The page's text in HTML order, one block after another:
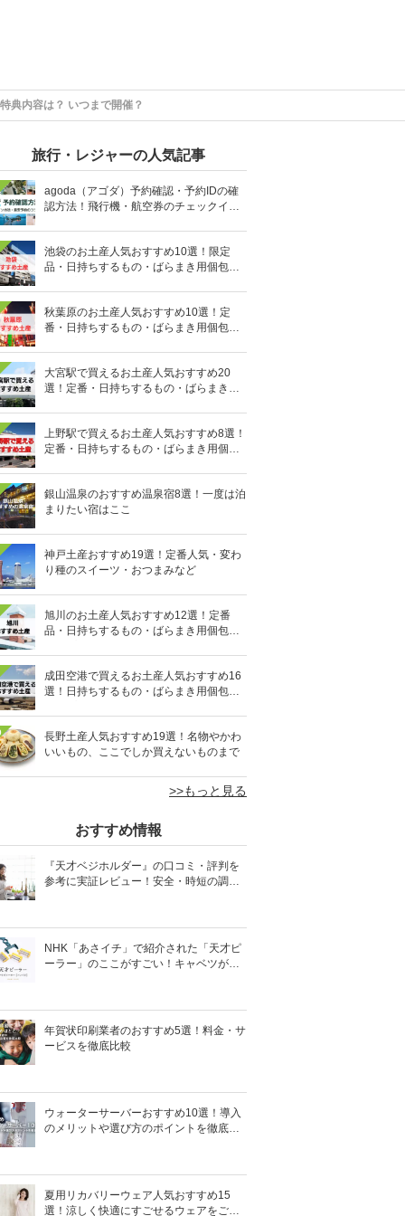
典内容は？ いつまで開催？
旅行・レジャーの人気記事
agoda（アゴダ）予約確認・予約IDの確
認方法！飛行機・航空券のチェックイン
池袋のお土産人気おすすめ10選！限定
品・日持ちするもの・ばらまき用個包装
秋葉原のお土産人気おすすめ10選！定
番・日持ちするもの・ばらまき用個包装
大宮駅で買えるお土産人気おすすめ20
選！定番・日持ちするもの・ばらまき用
上野駅で買えるお土産人気おすすめ8選！
定番・日持ちするもの・ばらまき用個包
銀山温泉のおすすめ温泉宿8選！一度は泊
まりたい宿はここ
神戸土産おすすめ19選！定番人気・変わ
り種のスイーツ・おつまみなど
旭川のお土産人気おすすめ12選！定番
品・日持ちするもの・ばらまき用個包装
成田空港で買えるお土産人気おすすめ16
選！日持ちするもの・ばらまき用個包装
長野土産人気おすすめ19選！名物やかわ
いいもの、ここでしか買えないものまで
>>もっと見る
おすすめ情報
『天才ベジホルダー』の口コミ・評判を
参考に実証レビュー！安全・時短の調理
NHK「あさイチ」で紹介された「天才ピ
ーラー」のここがすごい！キャベツがほ
年賀状印刷業者のおすすめ5選！料金・サ
ービスを徹底比較
ウォーターサーバーおすすめ10選！導入
のメリットや選び方のポイントを徹底解
夏用リカバリーウェア人気おすすめ15
選！涼しく快適にすごせるウェアをご紹